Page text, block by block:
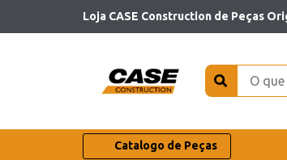
Loja CASE Construction de Peças
Catalogo de Peças